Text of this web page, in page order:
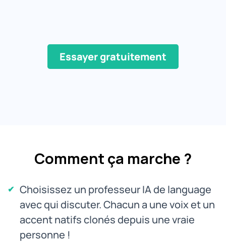
Essayer gratuitement
Comment ça marche ?
Choisissez un professeur IA de language
avec qui discuter. Chacun a une voix et un
accent natifs clonés depuis une vraie
personne !